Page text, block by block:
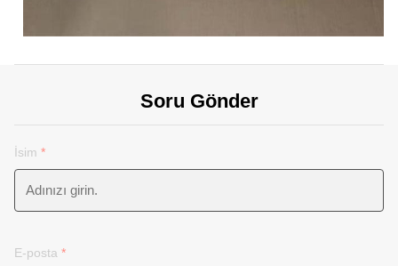
Soru Gönder
İsim *
E-posta *